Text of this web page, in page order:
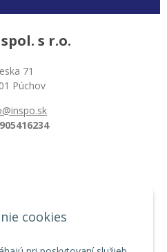
cookies
s r.o.
71
Púchov
o nákupe
a doprava